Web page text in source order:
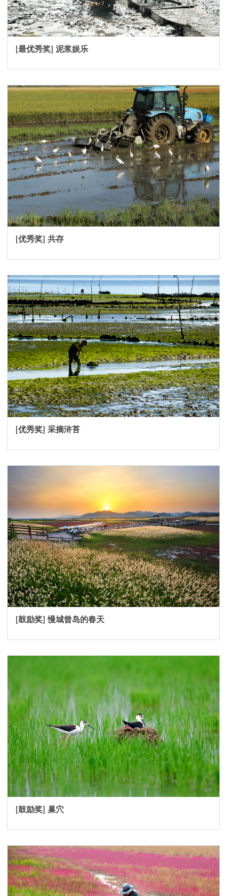
[最优秀奖] 泥浆娱乐
[优秀奖] 共存
[优秀奖] 采摘浒苔
[鼓励奖] 慢城曾岛的春天
[鼓励奖] 巢穴